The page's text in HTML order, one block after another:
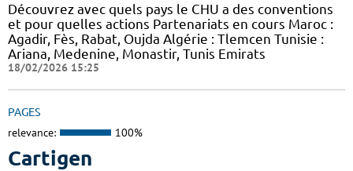
Découvrez avec quels pays le CHU a des conventions
et pour quelles actions Partenariats en cours Maroc :
Agadir, Fès, Rabat, Oujda Algérie : Tlemcen Tunisie :
Ariana, Medenine, Monastir, Tunis Emirats
18/02/2026 15:25
PAGES
relevance: 100%
Cartigen